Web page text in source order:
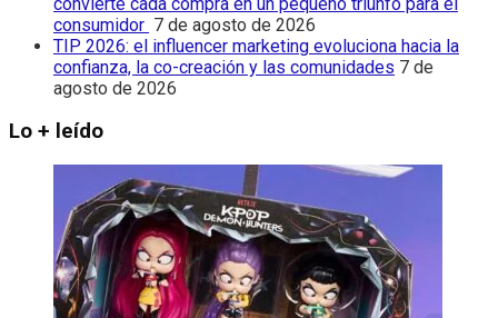
consumidor 7 de agosto de 2026
TIP 2026: el influencer marketing evoluciona hacia la
confianza, la co-creación y las comunidades 7 de
agosto de 2026
Lo + leído